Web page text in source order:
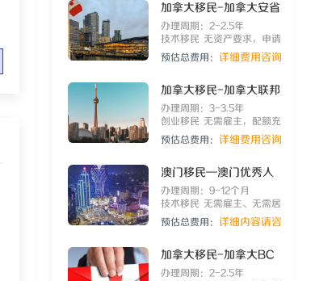
加拿大移民-加拿大安省
雇主担保移民
办理周期：2-2.5年
技术移民 无资产要求，申请
要求简单，一步到位获批枫
叶卡
预估总费用： 详细费用咨询
加拿大移民-加拿大联邦
自雇移民项目
办理周期：3-3.5年
创业移民 无需雇主，配额充
足，一步到位取得枫叶卡
预估总费用： 详细费用咨询
澳门移民—澳门优秀人
才
办理周期：9-12个月
技术移民 无需雇主、无需居
住，高技术人才移居澳门通
道！
预估总费用： 详细内容请咨
加拿大移民-加拿大BC
省雇主担保移民
办理周期：2-2.5年